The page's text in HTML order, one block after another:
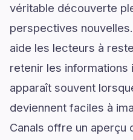
véritable découverte
perspectives
aide les lecteurs à
retenir les informations
apparaît souvent
deviennent faciles à
Canals offre un aperçu